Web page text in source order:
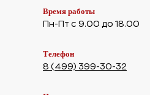
Время работы
Пн-Пт с 9.00 до 18.00
Телефон
8 (499) 399-30-32